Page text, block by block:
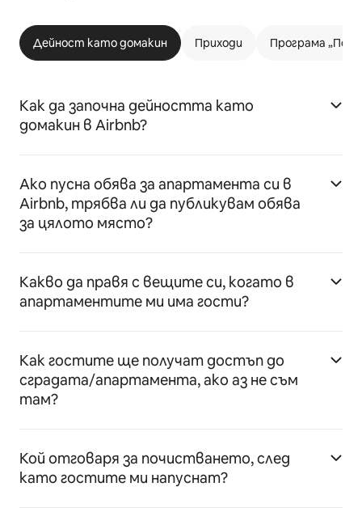
Дейност като домакин Приходи Програма
Как да започна дейността като
домакин в Airbnb?
Ако пусна обява за апартамента си в
Airbnb, трябва ли да публикувам обява
за цялото място?
Какво да правя с вещите си, когато в
апартаментите ми има гости?
Как гостите ще получат достъп до
сградата/апартамента, ако аз не съм
там?
Кой отговаря за почистването, след
като гостите ми напуснат?